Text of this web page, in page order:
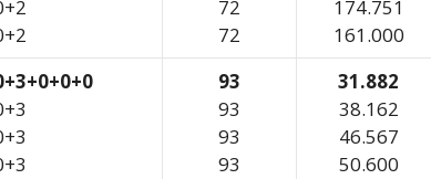
72
72
174.751
161.000
93
93
93
93
31.882
38.162
46.567
50.600